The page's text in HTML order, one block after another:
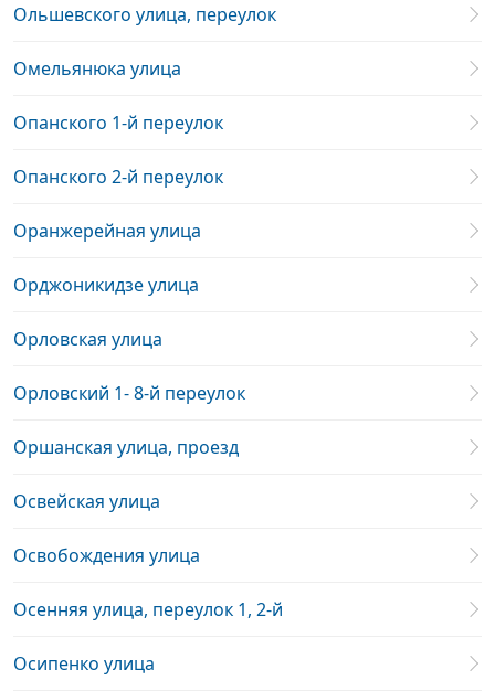
Ольшевского улица, переулок
Омельянюка улица
Опанского 1-й переулок
Опанского 2-й переулок
Оранжерейная улица
Орджоникидзе улица
Орловская улица
Орловский 1- 8-й переулок
Оршанская улица, проезд
Освейская улица
Освобождения улица
Осенняя улица, переулок 1, 2-й
Осипенко улица